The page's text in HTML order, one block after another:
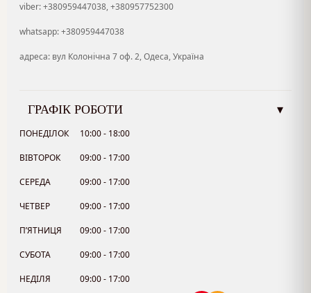
viber: +380959447038, +380957752300
whatsapp: +380959447038
адреса: вул Колонічна 7 оф. 2, Одеса, Україна
ГРАФІК РОБОТИ ▾
ПОНЕДІЛОК 10:00 - 18:00
ВІВТОРОК 09:00 - 17:00
СЕРЕДА 09:00 - 17:00
ЧЕТВЕР 09:00 - 17:00
П’ЯТНИЦЯ 09:00 - 17:00
СУБОТА 09:00 - 17:00
НЕДІЛЯ 09:00 - 17:00